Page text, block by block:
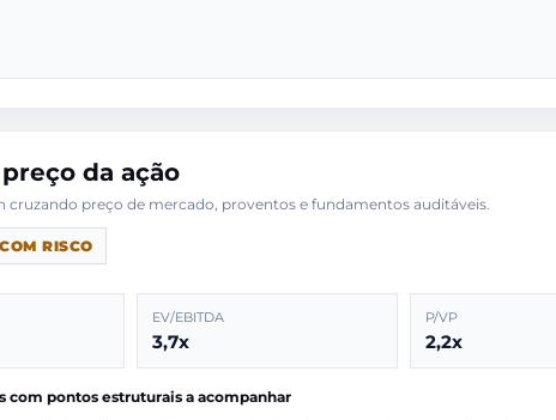
da ação
RISCO
EV/EBITDA
3,7x
P/VP
2,2x
com pontos estruturais a acompanhar